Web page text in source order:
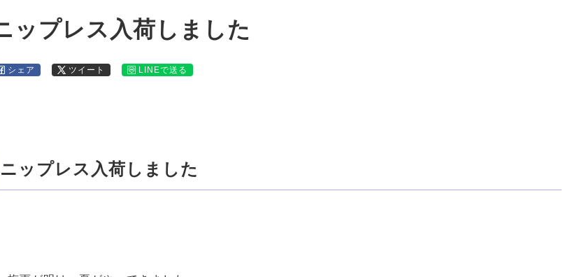
ップレス入荷しました
シェア ツイート LINEで送る
ニップレス入荷しました